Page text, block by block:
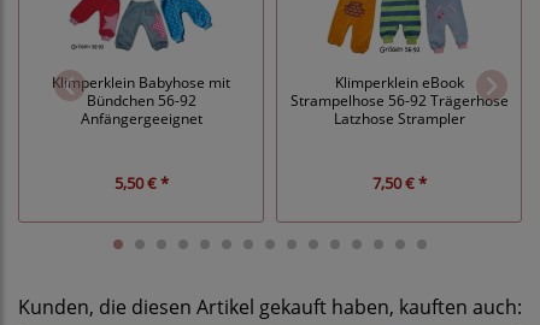
Klimperklein Babyhose mit
Bündchen 56-92
Anfängergeeignet
5,50 € *
Klimperklein eBook
Strampelhose 56-92 Trägerhose
Latzhose Strampler
7,50 € *
Kunden, die diesen Artikel gekauft haben, kauften auch: